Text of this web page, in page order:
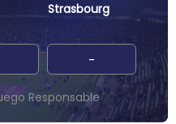
Strasbourg
-
Responsable